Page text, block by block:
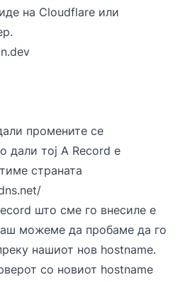
на Cloudflare или
промените се
дали тој A Record е
страната
што сме го внесиле е
можеме да пробаме да го
нашиот нов hostname.
со новиот hostname